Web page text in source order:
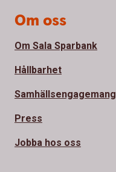
Om oss
Om Sala Sparbank
Hållbarhet
Samhällsengagemang
Press
Jobba hos oss